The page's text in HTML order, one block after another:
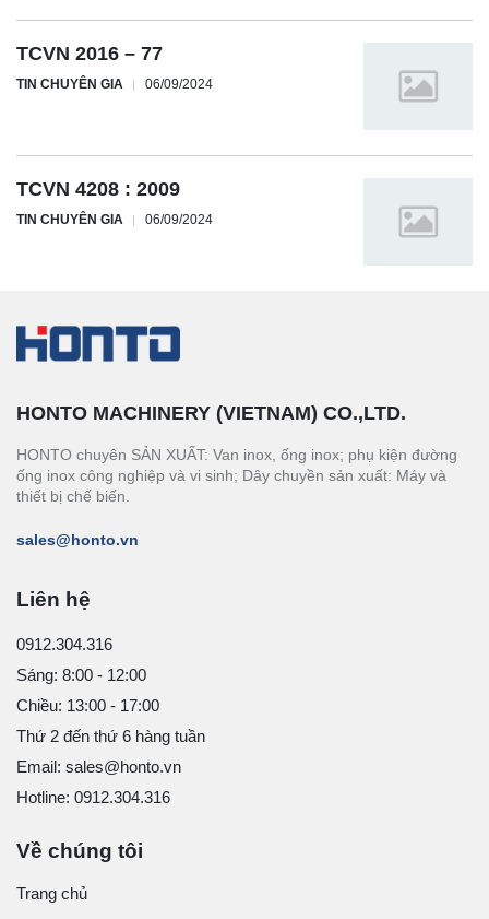
TCVN 2016 – 77
TIN CHUYÊN GIA 06/09/2024
TCVN 4208 : 2009
TIN CHUYÊN GIA 06/09/2024
HONTO MACHINERY (VIETNAM) CO.,LTD.
HONTO chuyên SẢN XUẤT: Van inox, ống inox; phụ kiện đường
ống inox công nghiệp và vi sinh; Dây chuyền sản xuất: Máy và
thiết bị chế biến.
sales@honto.vn
Liên hệ
0912.304.316
Sáng: 8:00 - 12:00
Chiều: 13:00 - 17:00
Thứ 2 đến thứ 6 hàng tuần
Email: sales@honto.vn
Hotline: 0912.304.316
Về chúng tôi
Trang chủ